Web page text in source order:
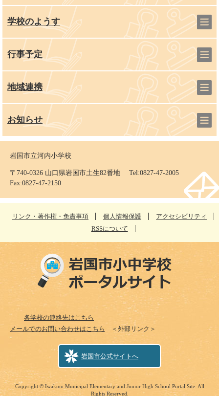
学校のようす
行事予定
地域連携
お知らせ
岩国市立河内小学校
〒740-0326 山口県岩国市土生82番地 Tel:0827-47-2005
Fax:0827-47-2150
リンク・著作権・免責事項 個人情報保護
アクセシビリティ
RSSについて
各学校の連絡先はこちら
メールでのお問い合わせはこちら
＜外部リンク＞
岩国市公式サイトへ
Copyright © Iwakuni Municipal Elementary and Junior High School Portal Site. All
Rights Reserved.